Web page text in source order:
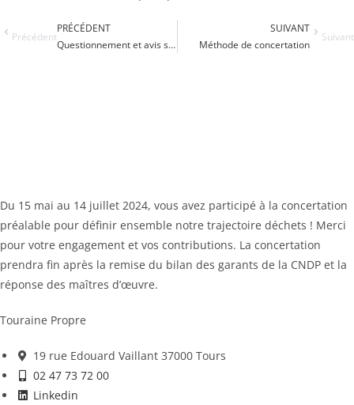
Précédent
PRÉCÉDENT
Questionnement et avis sur la concertation
SUIVANT
Méthode de concertation
Suivant
Du 15 mai au 14 juillet 2024, vous avez participé à la concertation
préalable pour définir ensemble notre trajectoire déchets ! Merci
pour votre engagement et vos contributions. La concertation
prendra fin après la remise du bilan des garants de la CNDP et la
réponse des maîtres d’œuvre.
Touraine Propre
19 rue Edouard Vaillant 37000 Tours
02 47 73 72 00
Linkedin